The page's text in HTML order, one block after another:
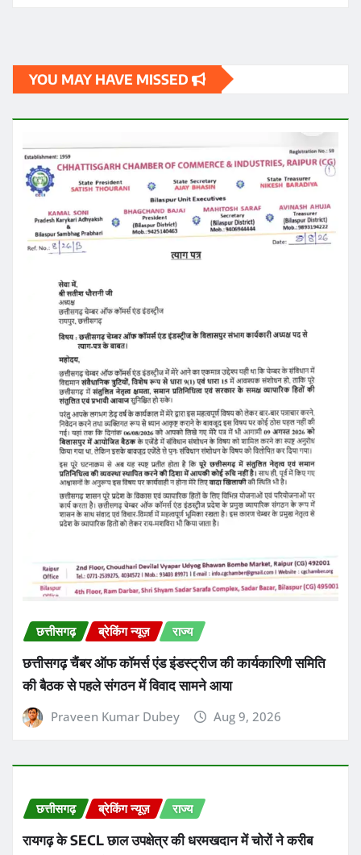
YOU MAY HAVE MISSED
छत्तीसगढ़ ब्रेकिंग न्यूज़ राज्य
छत्तीसगढ़ चैंबर ऑफ कॉमर्स एंड इंडस्ट्रीज की कार्यकारिणी समिति
की बैठक से पहले संगठन में विवाद सामने आया
Praveen Kumar Dubey Aug 9, 2026
छत्तीसगढ़ ब्रेकिंग न्यूज़ राज्य
रायगढ़ के SECL छाल उपक्षेत्र की धरमखदान में चोरों ने करीब